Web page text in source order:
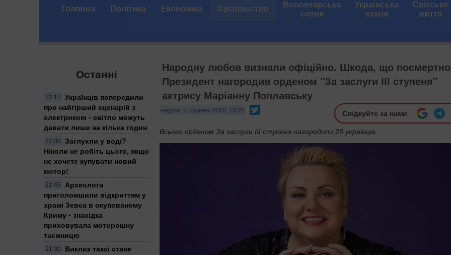
Головна Політика Економіка Суспільство Волонтерська
сотня
Українська
кухня
Світське
життя
Останні
22:12
Українців попередили
про найгірший сценарій з
електрикою - світло можуть
давати лише на кілька годин
22:00
Заглухли у воді?
Ніколи не робіть цього, якщо
не хочете купувати новий
мотор!
21:45
Археологи
приголомшили відкриттям у
храмі Зевса в окупованому
Криму - знахідка
приховувала моторошну
таємницю
21:30
Виклик таксі стане
Народну любов визнали офіційно. Шкода, що
Президент нагородив орденом "За заслуги ІІІ ступеня"
актрису Маріанну Поплавську
неділя, 2 грудень 2018, 18:28 Слідкуйте за нами
Всього орденом За заслуги ІІІ ступеня нагородили 25 українців.